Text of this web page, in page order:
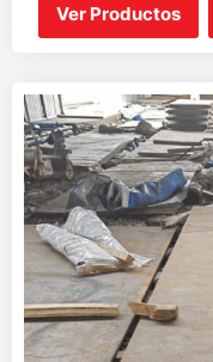
Ver Productos